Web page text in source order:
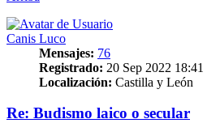
Canis Luco
Mensajes: 76
Registrado: 20 Sep 2022 18:41
Localización: Castilla y León
Re: Budismo laico o secular